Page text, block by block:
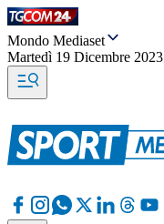
Mondo Mediaset
Martedì 19 Dicembre 2023